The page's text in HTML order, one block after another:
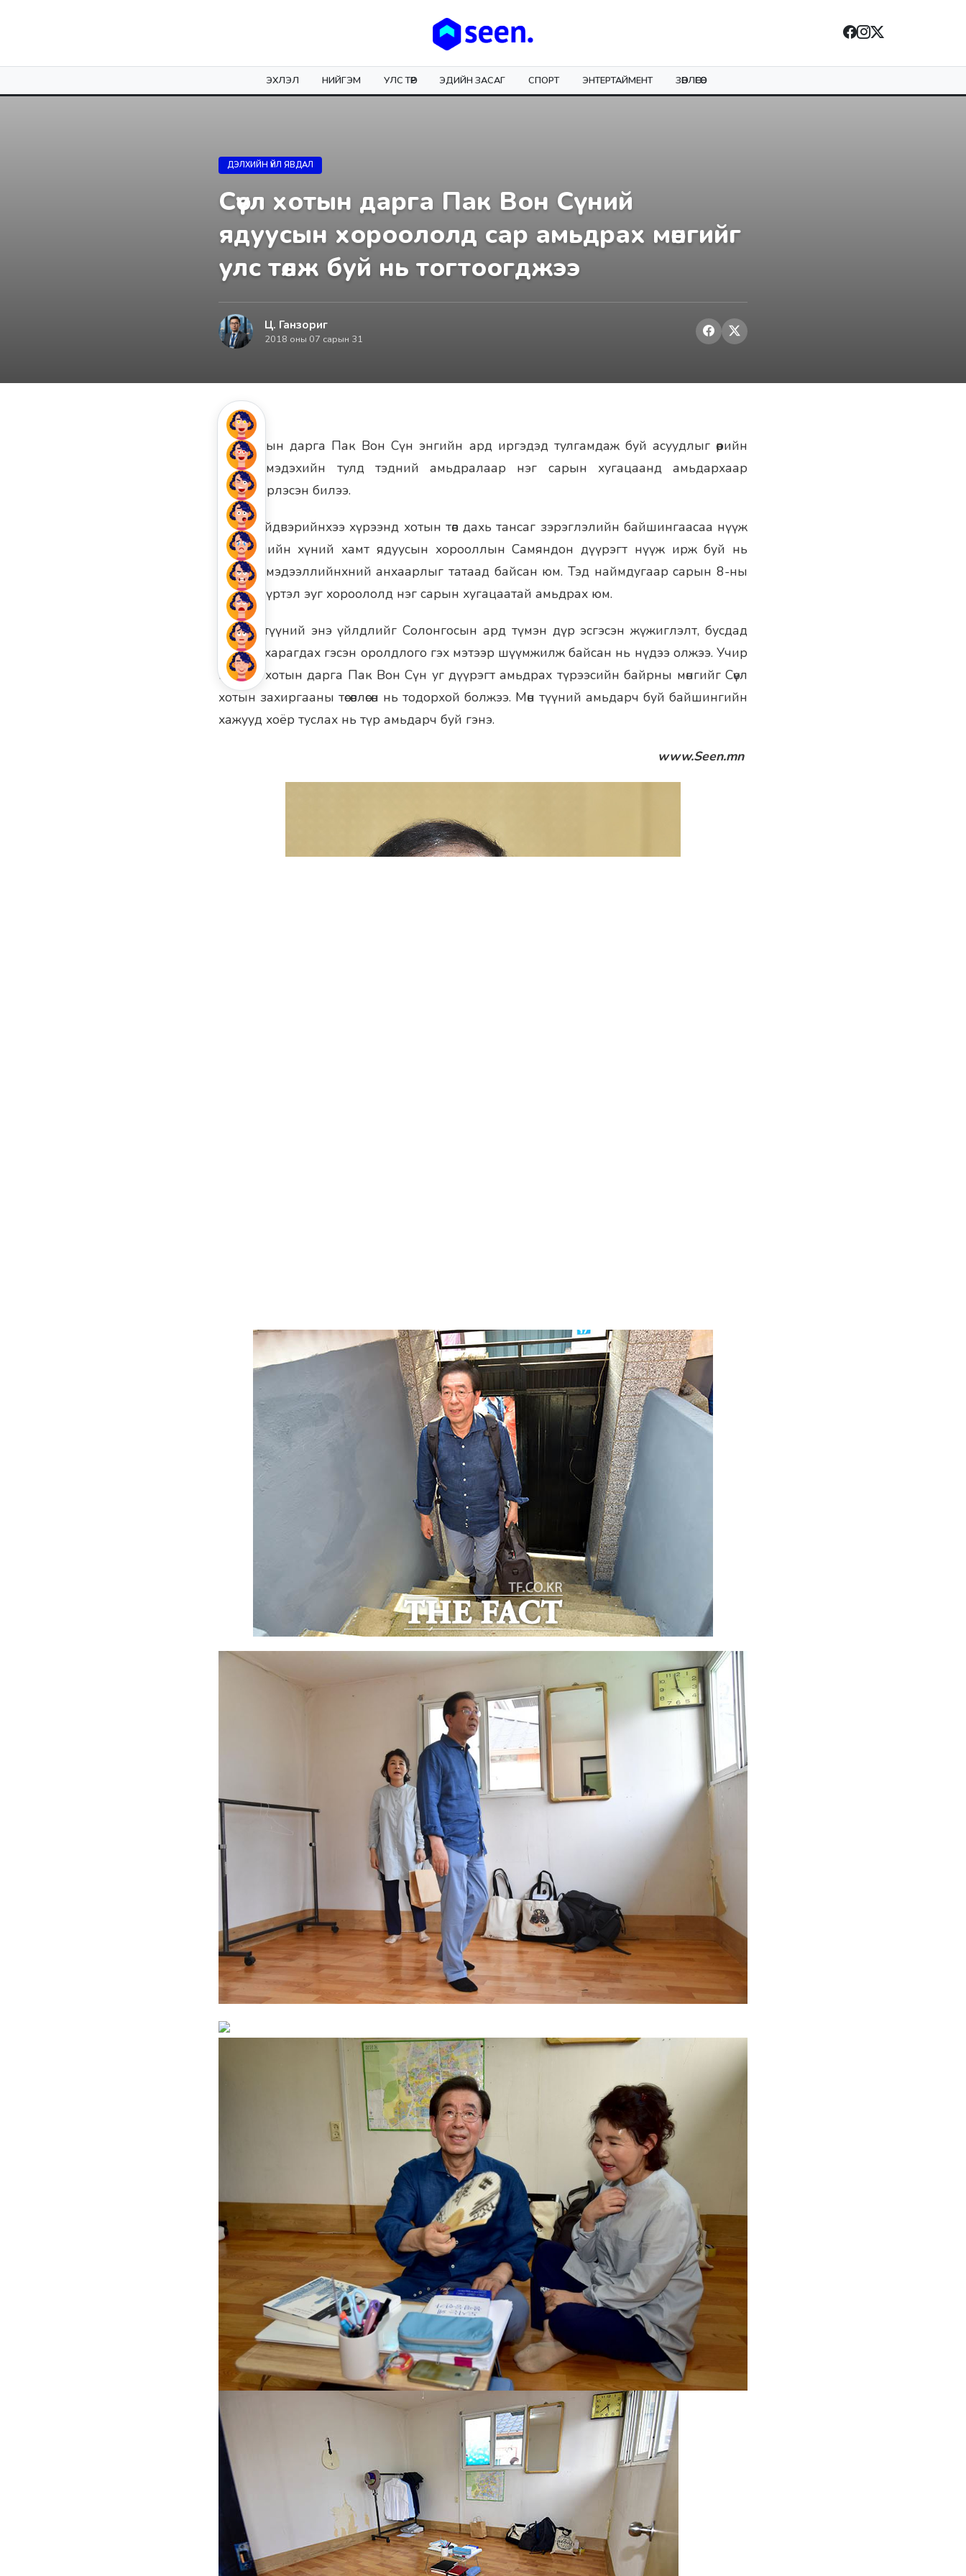
ЭХЛЭЛ НИЙГЭМ УЛС ТӨР ЭДИЙН ЗАСАГ СПОРТ ЭНТЕРТАЙМЕНТ ЗӨВЛӨГӨӨ
ДЭЛХИЙН ҮЙЛ ЯВДАЛ
Сөүл хотын дарга Пак Вон Сүний
ядуусын хороололд сар амьдрах мөнгийг
улс төлж буй нь тогтоогджээ
Ц. Ганзориг
2018 оны 07 сарын 31
Сөүл хотын дарга Пак Вон Сүн энгийн ард иргэдэд тулгамдаж буй асуудлыг өөрийн
биеэр мэдэхийн тулд тэдний амьдралаар нэг сарын хугацаанд амьдархаар
шийдвэрлэсэн билээ.
Энэ шийдвэрийнхээ хүрээнд хотын төв дахь тансаг зэрэглэлийн байшингаасаа нүүж
гэр бүлийн хүний хамт ядуусын хорооллын Самяндон дүүрэгт нүүж ирж буй нь
хэвлэл мэдээллийнхний анхаарлыг татаад байсан юм. Тэд наймдугаар сарын 8-ны
өдрийг хүртэл эуг хороололд нэг сарын хугацаатай амьдрах юм.
Харин түүний энэ үйлдлийг Солонгосын ард түмэн дүр эсгэсэн жүжиглэлт, бусдад
сайхан харагдах гэсэн оролдлого гэх мэтээр шүүмжилж байсан нь нүдээ олжээ. Учир
нь Сөүл хотын дарга Пак Вон Сүн уг дүүрэгт амьдрах түрээсийн байрны мөнгийг Сөүл
хотын захиргааны төсөвлөсөн нь тодорхой болжээ. Мөн түүний амьдарч буй байшингийн
хажууд хоёр туслах нь түр амьдарч буй гэнэ.
www.Seen.mn